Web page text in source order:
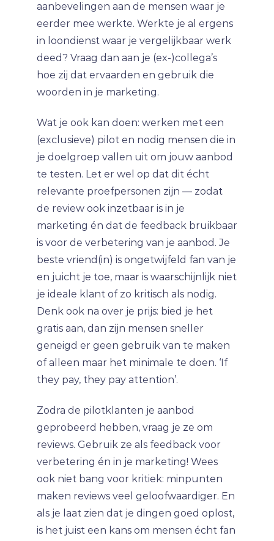
aanbevelingen aan de mensen waar je
eerder mee werkte. Werkte je al ergens
in loondienst waar je vergelijkbaar werk
deed? Vraag dan aan je (ex-)collega’s
hoe zij dat ervaarden en gebruik die
woorden in je marketing.
Wat je ook kan doen: werken met een
(exclusieve) pilot en nodig mensen die in
je doelgroep vallen uit om jouw aanbod
te testen. Let er wel op dat dit écht
relevante proefpersonen zijn — zodat
de review ook inzetbaar is in je
marketing én dat de feedback bruikbaar
is voor de verbetering van je aanbod. Je
beste vriend(in) is ongetwijfeld fan van je
en juicht je toe, maar is waarschijnlijk niet
je ideale klant of zo kritisch als nodig.
Denk ook na over je prijs: bied je het
gratis aan, dan zijn mensen sneller
geneigd er geen gebruik van te maken
of alleen maar het minimale te doen. ‘If
they pay, they pay attention’.
Zodra de pilotklanten je aanbod
geprobeerd hebben, vraag je ze om
reviews. Gebruik ze als feedback voor
verbetering én in je marketing! Wees
ook niet bang voor kritiek: minpunten
maken reviews veel geloofwaardiger. En
als je laat zien dat je dingen goed oplost,
is het juist een kans om mensen écht fan